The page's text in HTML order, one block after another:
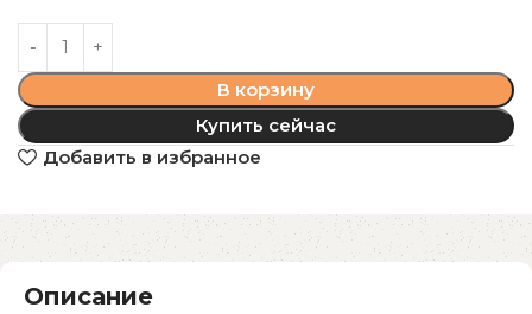
В корзину
Купить сейчас
Добавить в избранное
Описание